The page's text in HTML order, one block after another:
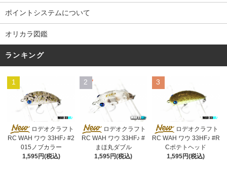
ポイントシステムについて
オリカラ図鑑
ランキング
1
ロデオクラフト
RC WAH ワウ 33HF♪ #2
015ノブカラー
1,595円(税込)
2
ロデオクラフト
RC WAH ワウ 33HF♪ #
まほ丸ダブル
1,595円(税込)
3
ロデオクラフト
RC WAH ワウ 33HF♪ #R
Cポテトヘッド
1,595円(税込)